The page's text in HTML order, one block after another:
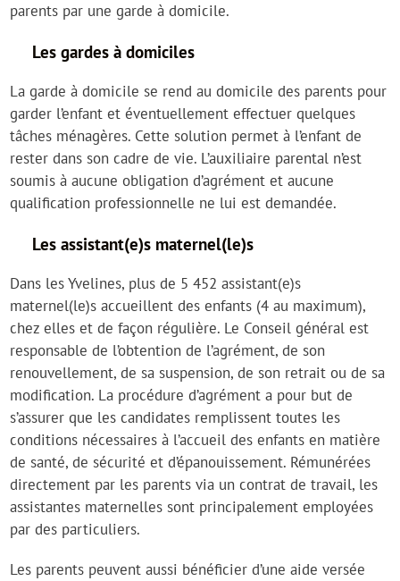
parents par une garde à domicile.
Les gardes à domiciles
La garde à domicile se rend au domicile des parents pour
garder l’enfant et éventuellement effectuer quelques
tâches ménagères. Cette solution permet à l’enfant de
rester dans son cadre de vie. L’auxiliaire parental n’est
soumis à aucune obligation d’agrément et aucune
qualification professionnelle ne lui est demandée.
Les assistant(e)s maternel(le)s
Dans les Yvelines, plus de 5 452 assistant(e)s
maternel(le)s accueillent des enfants (4 au maximum),
chez elles et de façon régulière. Le Conseil général est
responsable de l’obtention de l’agrément, de son
renouvellement, de sa suspension, de son retrait ou de sa
modification. La procédure d’agrément a pour but de
s’assurer que les candidates remplissent toutes les
conditions nécessaires à l’accueil des enfants en matière
de santé, de sécurité et d’épanouissement. Rémunérées
directement par les parents via un contrat de travail, les
assistantes maternelles sont principalement employées
par des particuliers.
Les parents peuvent aussi bénéficier d’une aide versée